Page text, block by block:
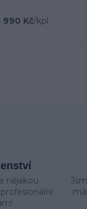
990 Kč/kpl
nějakou